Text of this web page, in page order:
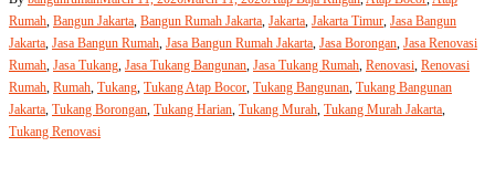
Rumah, Bangun Jakarta, Bangun Rumah Jakarta, Jakarta, Jakarta Timur, Jasa Bangun
Jakarta, Jasa Bangun Rumah, Jasa Bangun Rumah Jakarta, Jasa Borongan, Jasa Renovasi
Rumah, Jasa Tukang, Jasa Tukang Bangunan, Jasa Tukang Rumah, Renovasi, Renovasi
Rumah, Rumah, Tukang, Tukang Atap Bocor, Tukang Bangunan, Tukang Bangunan
Jakarta, Tukang Borongan, Tukang Harian, Tukang Murah, Tukang Murah Jakarta,
Tukang Renovasi